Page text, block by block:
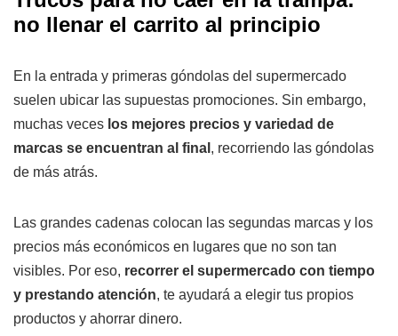
no llenar el carrito al principio
En la entrada y primeras góndolas del supermercado
suelen ubicar las supuestas promociones. Sin embargo,
muchas veces los mejores precios y variedad de
marcas se encuentran al final , recorriendo las góndolas
de más atrás.
Las grandes cadenas colocan las segundas marcas y los
precios más económicos en lugares que no son tan
visibles. Por eso, recorrer el supermercado con tiempo
y prestando atención, te ayudará a elegir tus propios
productos y ahorrar dinero.